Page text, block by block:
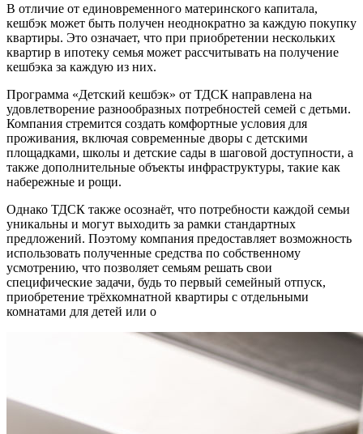
В отличие от единовременного материнского капитала,
кешбэк может быть получен неоднократно за каждую покупку
квартиры. Это означает, что при приобретении нескольких
квартир в ипотеку семья может рассчитывать на получение
кешбэка за каждую из них.
Программа «Детский кешбэк» от ТДСК направлена на
удовлетворение разнообразных потребностей семей с детьми.
Компания стремится создать комфортные условия для
проживания, включая современные дворы с детскими
площадками, школы и детские сады в шаговой доступности, а
также дополнительные объекты инфраструктуры, такие как
набережные и рощи.
Однако ТДСК также осознаёт, что потребности каждой семьи
уникальны и могут выходить за рамки стандартных
предложений. Поэтому компания предоставляет возможность
использовать полученные средства по собственному
усмотрению, что позволяет семьям решать свои
специфические задачи, будь то первый семейный отпуск,
приобретение трёхкомнатной квартиры с отдельными
комнатами для детей или о